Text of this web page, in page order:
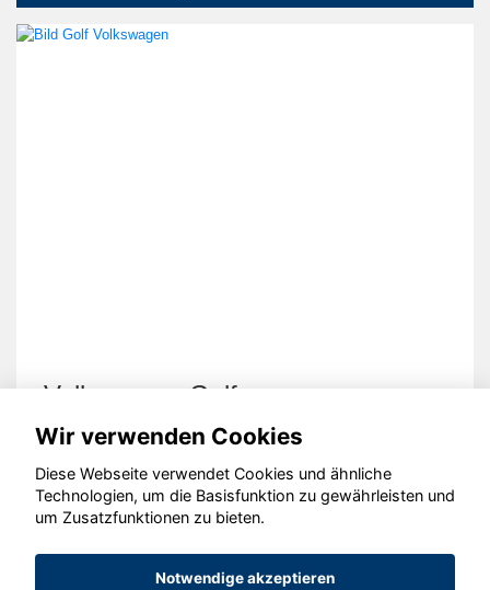
Volkswagen Golf
© konjunkturmotor.de GmbH 2020 - 2026
Wir verwenden Cookies
Diese Webseite verwendet Cookies und ähnliche
Technologien, um die Basisfunktion zu gewährleisten und
um Zusatzfunktionen zu bieten.
Notwendige akzeptieren